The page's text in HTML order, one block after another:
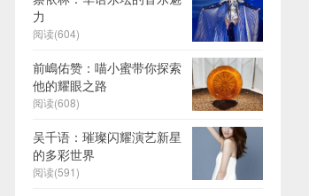
力
阅读(604)
前嶋佑赞：喵小蜜带你探索
他的耀眼之路
阅读(608)
吴千语：璀璨闪耀演艺新星
的多彩世界
阅读(591)